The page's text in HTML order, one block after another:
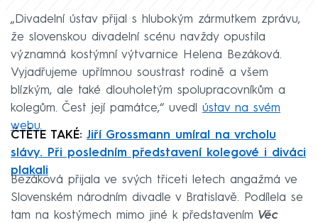
„Divadelní ústav přijal s hlubokým zármutkem zprávu,
že slovenskou divadelní scénu navždy opustila
významná kostýmní výtvarnice Helena Bezáková.
Vyjadřujeme upřímnou soustrast rodině a všem
blízkým, ale také dlouholetým spolupracovníkům a
kolegům. Čest její památce,“ uvedl ústav na svém
webu.
ČTĚTE TAKÉ: Jiří Grossmann umíral na vrcholu
slávy. Při posledním představení kolegové i diváci
plakali
Bezáková přijala ve svých třiceti letech angažmá ve
Slovenském národním divadle v Bratislavě. Podílela se
tam na kostýmech mimo jiné k představením Věc